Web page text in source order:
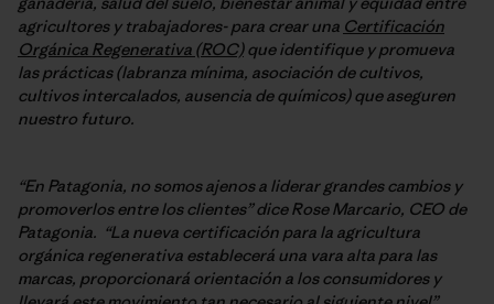
agricultores y trabajadores- para crear una Certificación
Orgánica Regenerativa (ROC)que identifique y promueva
las prácticas (labranza mínima, asociación de cultivos,
cultivos intercalados, ausencia de químicos) que aseguren
nuestro futuro.
“En Patagonia, no somos ajenos a liderar grandes cambios y
promoverlos entre los clientes” dice Rose Marcario, CEO de
Patagonia. “La nueva certificación para la agricultura
orgánica regenerativa establecerá una vara alta para las
marcas, proporcionará orientación a los consumidores y